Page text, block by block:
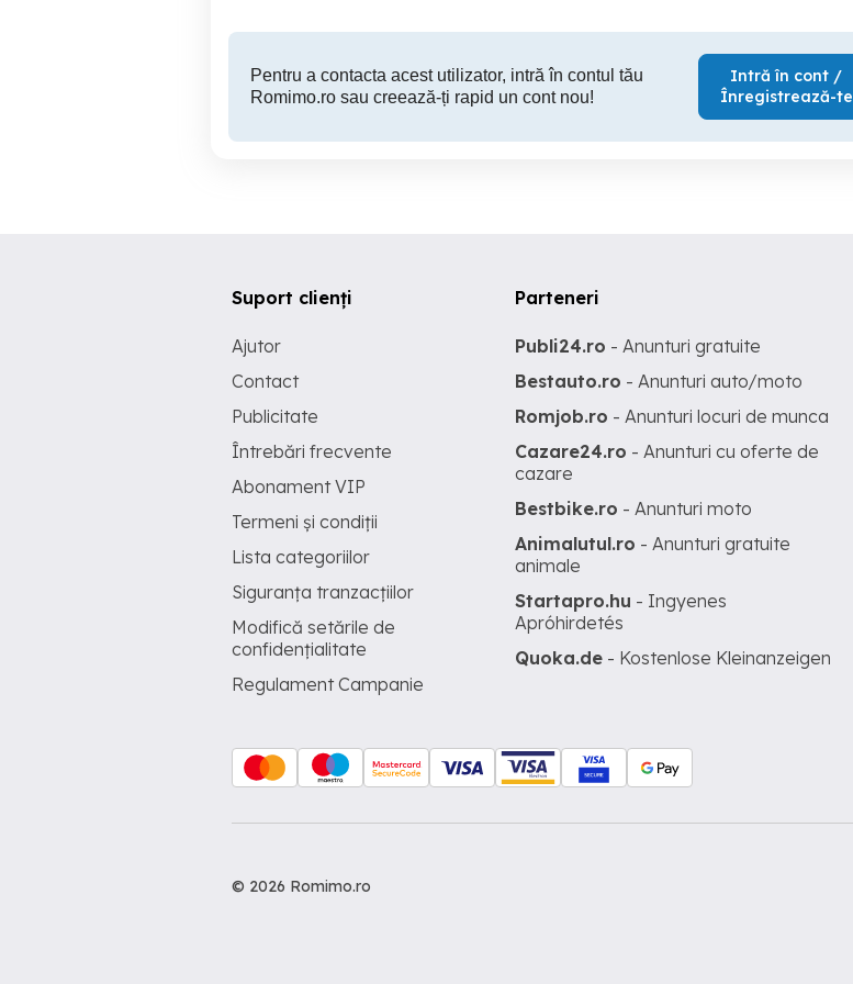
Pentru a contacta acest utilizator, intră în contul tău
Romimo.ro sau creează-ți rapid un cont nou!
Intră în cont /
Înregistrează-te
Suport clienți
Ajutor
Contact
Publicitate
Întrebări frecvente
Abonament VIP
Termeni și condiții
Lista categoriilor
Siguranța tranzacțiilor
Modifică setările de
confidențialitate
Regulament Campanie
Parteneri
Publi24.ro - Anunturi gratuite
Bestauto.ro - Anunturi auto/moto
Romjob.ro - Anunturi locuri de munca
Cazare24.ro - Anunturi cu oferte de
cazare
Bestbike.ro - Anunturi moto
Animalutul.ro - Anunturi gratuite
animale
Startapro.hu - Ingyenes
Apróhirdetés
Quoka.de - Kostenlose Kleinanzeigen
© 2026 Romimo.ro